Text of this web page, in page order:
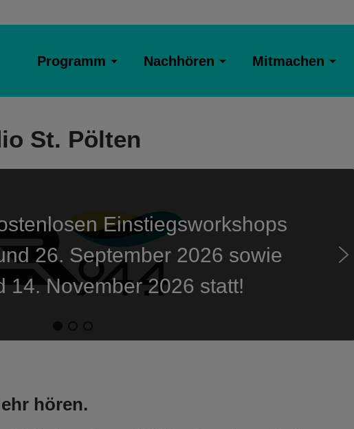
Programm Nachhören Mitmachen
St. Pölten
Einstiegsworkshops
26. September 2026 sowie
14. November 2026 statt!
hören.